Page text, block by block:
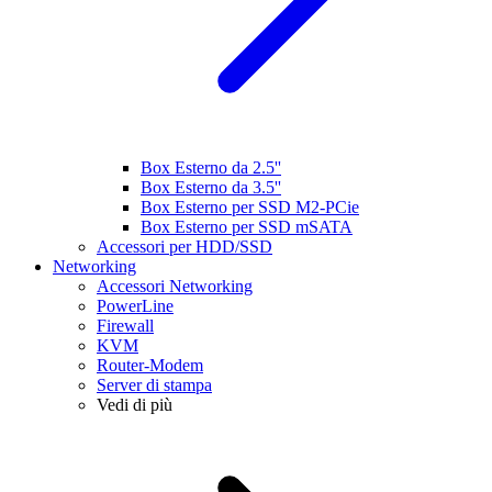
Box Esterno da 2.5''
Box Esterno da 3.5''
Box Esterno per SSD M2-PCie
Box Esterno per SSD mSATA
Accessori per HDD/SSD
Networking
Accessori Networking
PowerLine
Firewall
KVM
Router-Modem
Server di stampa
Vedi di più